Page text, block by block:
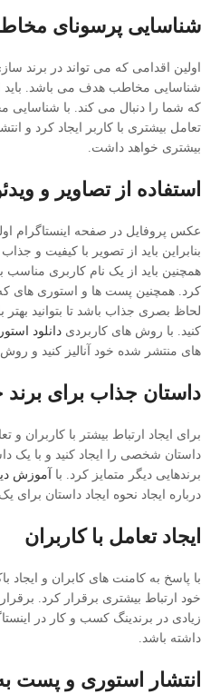
شناسایی پرسونای
اولین اقدامی که می تواند در برند
شناسایی مخاطب هدف می باشد. باید
که شما را دنبال می کند. با
تعامل بیشتری با کاربر ایجاد کرد و
بیشتری خواهد داشت.
استفاده از تصاویر و
عکس پروفایل در صفحه اینستاگرام
بنابراین باید از تصویر با کیفیت و
همچنین باید از یک نام کاربری مناسب
کرد. همچنین پست ها و استوری های که
لحاظ بصری جذاب باشد تا بتوانید
کنید. با روش های کاربردی دانلود
های منتشر شده خود آنالیز کنید و روش
داستان جذاب برای برند
برای ایجاد ارتباط بیشتر با کاربران و
داستان شخصی را ایجاد کنید و با یک
برندهایی دیگر متمایز کرد. با آموزش
درباره ایجاد نحوه ایجاد داستان برای
ایجاد تعامل با کاربران
با پاسخ به کامنت های کابران و
خود ارتباط بیشتری برقرار کرد.
زیادی در برندینگ کسب و کار در
داشته باشد.
انتشار استوری و